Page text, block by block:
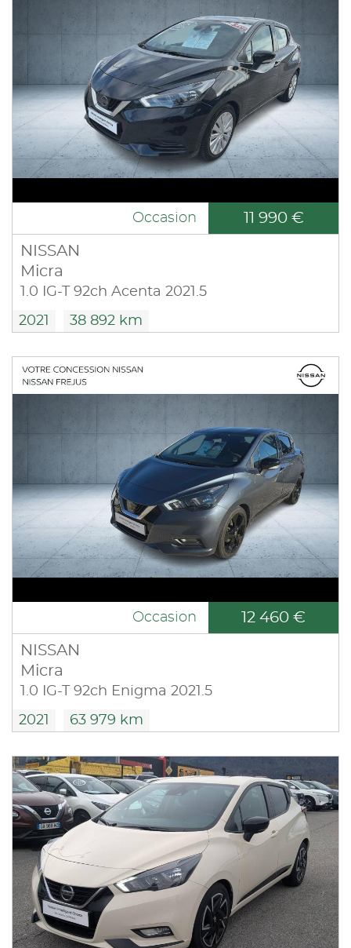
Occasion 11 990 €
NISSAN
Micra
1.0 IG-T 92ch Acenta 2021.5
2021 38 892 km
Occasion 12 460 €
NISSAN
Micra
1.0 IG-T 92ch Enigma 2021.5
2021 63 979 km